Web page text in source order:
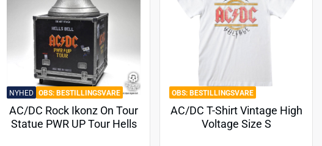
NYHED BESTILLINGSVARE
AC/DC Rock Ikonz On Tour
Statue PWR UP Tour Hells
BESTILLINGSVARE
AC/DC T-Shirt Vintage High
Voltage Size S